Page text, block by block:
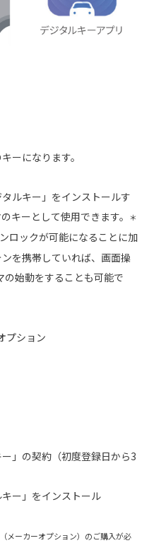
ーになります。
ルキー」をインストールす
キーとして使用できます。
＊
ロックが可能になることに加
を携帯していれば、画面操
始動をすることも可能で
プション
」の契約（初度登録日から3
ー」をインストール
メーカーオプション）のご購入が必